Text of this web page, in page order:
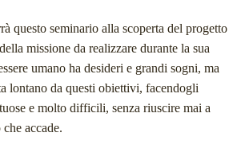
questo seminario alla scoperta del progetto
missione da realizzare durante la sua
umano ha desideri e grandi sogni, ma
lontano da questi obiettivi, facendogli
e molto difficili, senza riuscire mai a
accade.